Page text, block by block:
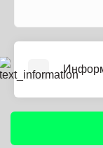
Информация о